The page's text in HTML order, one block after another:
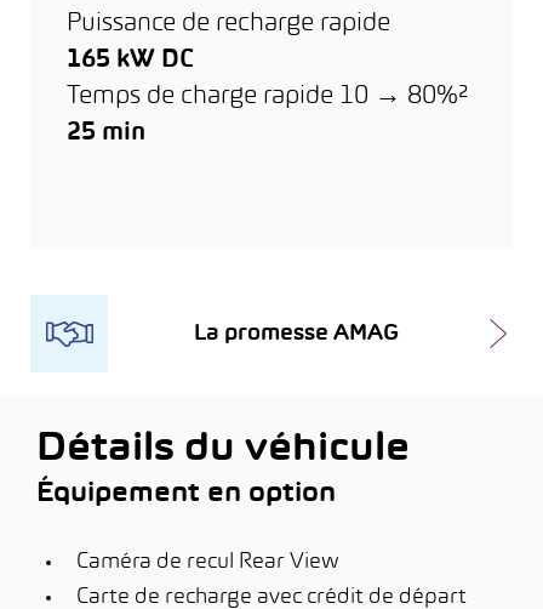
Puissance de recharge rapide
165 kW DC
Temps de charge rapide 10 → 80%²
25 min
La promesse AMAG
Détails du véhicule
Équipement en option
Caméra de recul Rear View
Carte de recharge avec crédit de départ